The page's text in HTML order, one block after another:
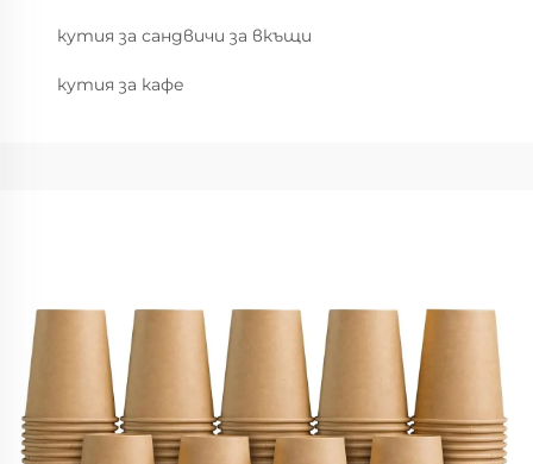
кутия за сандвичи за вкъщи
кутия за кафе